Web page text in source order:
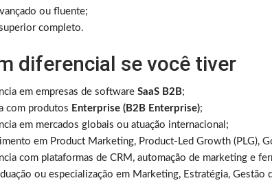
ou fluente;
completo.
diferencial se você tiver
em empresas de software SaaS B2B;
com produtos Enterprise (B2B Enterprise);
em mercados globais ou atuação internacional;
em Product Marketing, Product-Led Growth (PLG),
com plataformas de CRM, automação de marketing e
ou especialização em Marketing, Estratégia, Gestão